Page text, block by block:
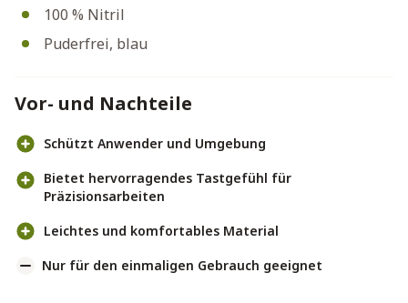
100 % Nitril
Puderfrei, blau
Vor- und Nachteile
Schützt Anwender und Umgebung
Bietet hervorragendes Tastgefühl für
Präzisionsarbeiten
Leichtes und komfortables Material
Nur für den einmaligen Gebrauch geeignet